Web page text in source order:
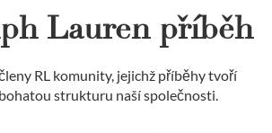
Lauren příběh
RL komunity, jejichž příběhy tvoří
strukturu naší společnosti.